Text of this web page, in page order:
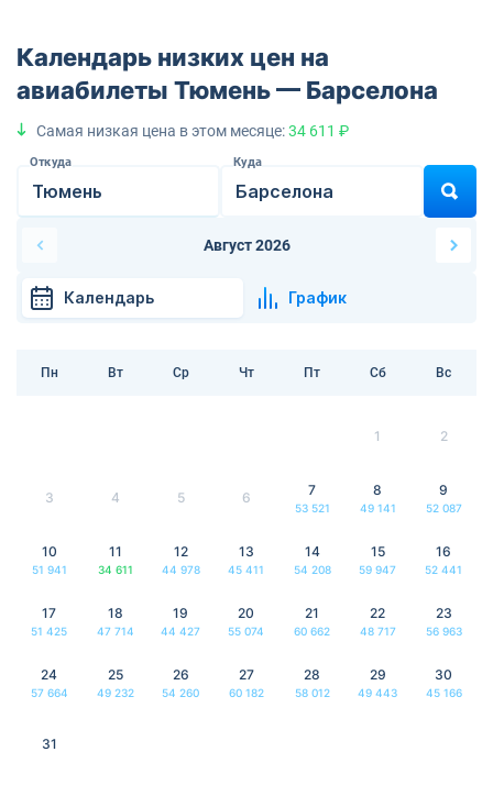
Календарь низких цен на
авиабилеты Тюмень — Барселона
Самая низкая цена в этом месяце:34 611 ₽
Откуда Куда
Август 2026
Календарь График
Пн Вт Ср Чт Пт Сб Вс
1 2
3 4 5 6 7
53 521
8
49 141
9
52 087
10
51 941
11
34 611
12
44 978
13
45 411
14
54 208
15
59 947
16
52 441
17
51 425
18
47 714
19
44 427
20
55 074
21
60 662
22
48 717
23
56 963
24
57 664
25
49 232
26
54 260
27
60 182
28
58 012
29
49 443
30
45 166
31